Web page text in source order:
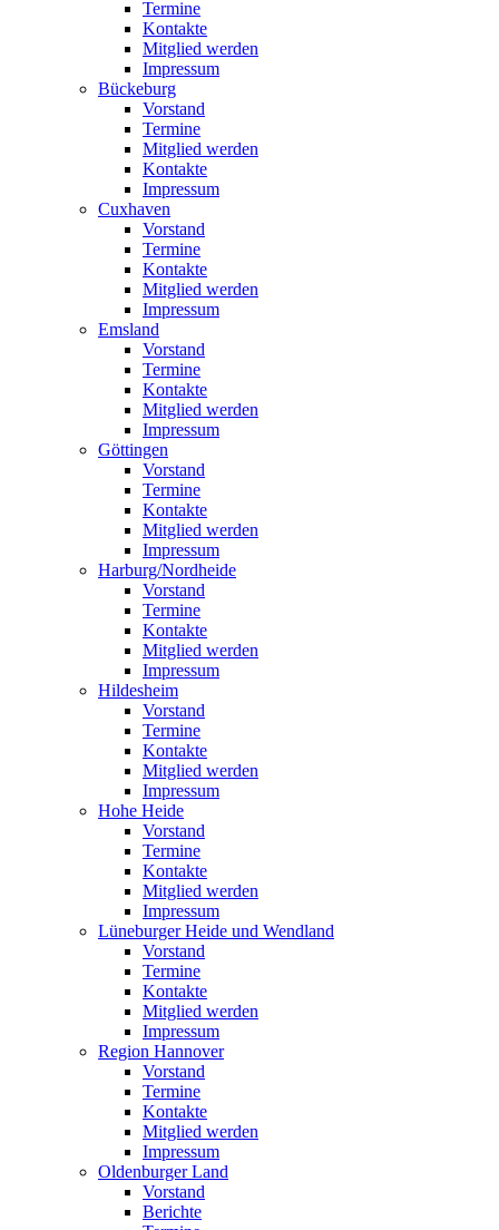
Termine
Kontakte
Mitglied werden
Impressum
Bückeburg
Vorstand
Termine
Mitglied werden
Kontakte
Impressum
Cuxhaven
Vorstand
Termine
Kontakte
Mitglied werden
Impressum
Emsland
Vorstand
Termine
Kontakte
Mitglied werden
Impressum
Göttingen
Vorstand
Termine
Kontakte
Mitglied werden
Impressum
Harburg/Nordheide
Vorstand
Termine
Kontakte
Mitglied werden
Impressum
Hildesheim
Vorstand
Termine
Kontakte
Mitglied werden
Impressum
Hohe Heide
Vorstand
Termine
Kontakte
Mitglied werden
Impressum
Lüneburger Heide und Wendland
Vorstand
Termine
Kontakte
Mitglied werden
Impressum
Region Hannover
Vorstand
Termine
Kontakte
Mitglied werden
Impressum
Oldenburger Land
Vorstand
Berichte